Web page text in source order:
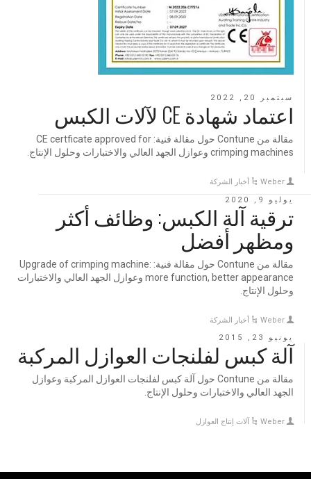
سبتمبر 20, 2022
اعتماد شهادة CE لآلات الكبس
مقالة من Contune حول مقالة فنية: CE certficate approved for
crimping machines وعوازل الجهد العالي والاختبارات وحلول الإنتاج.
Weber
أخبار الشركة
يوليو 9, 2020
ترقية آلة الكبس: وظائف أكثر
ومظهر أفضل
مقالة من Contune حول مقالة فنية: Upgrade of crimping machine:
more function, better appearance وعوازل الجهد العالي والاختبارات
وحلول الإنتاج.
Weber
أخبار الشركة
يونيو 23, 2015
آلة كبس لفلنجات العوازل المركبة
مقالة من Contune حول آلة كبس لفلنجات العوازل المركبة وعوازل
الجهد العالي والاختبارات وحلول الإنتاج.
Weber آلات إنتاج العوازل